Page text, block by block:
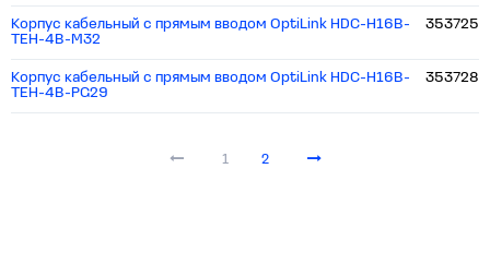
Корпус кабельный с прямым вводом OptiLink HDC-H16B-
TEH-4B-M32
353725
Корпус кабельный с прямым вводом OptiLink HDC-H16B-
TEH-4B-PG29
353728
1 2